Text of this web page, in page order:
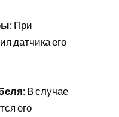
: При
датчика его
: В случае
его